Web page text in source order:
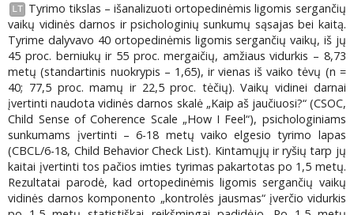
LT
Tyrimo tikslas – išanalizuoti ortopedinėmis ligomis sergančių
vaikų vidinės darnos ir psichologinių sunkumų sąsajas bei kaitą.
Tyrime dalyvavo 40 ortopedinėmis ligomis sergančių vaikų, iš jų
45 proc. berniukų ir 55 proc. mergaičių, amžiaus vidurkis – 8,73
metų (standartinis nuokrypis – 1,65), ir vienas iš vaiko tėvų (n =
40; 77,5 proc. mamų ir 22,5 proc. tėčių). Vaikų vidinei darnai
įvertinti naudota vidinės darnos skalė „Kaip aš jaučiuosi?“ (CSOC,
Child Sense of Coherence Scale „How I Feel“), psichologiniams
sunkumams įvertinti – 6-18 metų vaiko elgesio tyrimo lapas
(CBCL/6-18, Child Behavior Check List). Kintamųjų ir ryšių tarp jų
kaitai įvertinti tos pačios imties tyrimas pakartotas po 1,5 metų.
Rezultatai parodė, kad ortopedinėmis ligomis sergančių vaikų
vidinės darnos komponento „kontrolės jausmas“ įverčio vidurkis